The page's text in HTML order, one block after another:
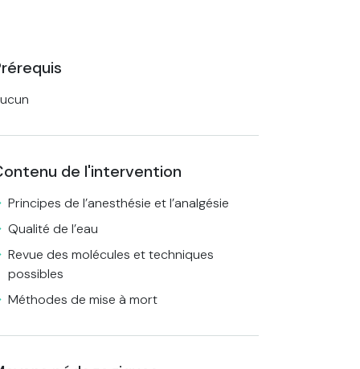
de l'intervention
Principes de l’anesthésie et l’analgésie
Qualité de l’eau
Revue des molécules et techniques
possibles
Méthodes de mise à mort